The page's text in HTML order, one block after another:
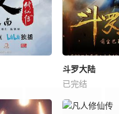
斗罗大陆
已完结